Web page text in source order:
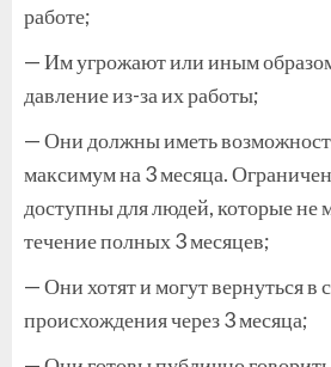
работе;
— Им угрожают или иным
давление из-за их работы;
— Они должны иметь
максимум на 3 месяца.
доступны для людей, которые не
течение полных 3 месяцев;
— Они хотят и могут вернуться в
происхождения через 3 месяца;